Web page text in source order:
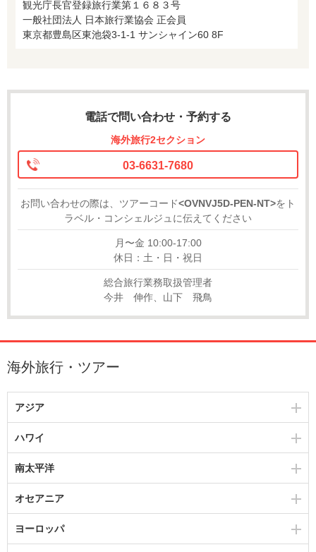
観光庁長官登録旅行業第１６８３号
一般社団法人 日本旅行業協会 正会員
東京都豊島区東池袋3-1-1 サンシャイン60 8F
電話で問い合わせ・予約する
海外旅行2セクション
03-6631-7680
お問い合わせの際は、ツアーコード<OVNVJ5D-PEN-NT>をト
ラベル・コンシェルジュに伝えてください
月〜金 10:00-17:00
休日：土・日・祝日
総合旅行業務取扱管理者
今井 伸作、山下 飛鳥
海外旅行・ツアー
アジア
ハワイ
南太平洋
オセアニア
ヨーロッパ